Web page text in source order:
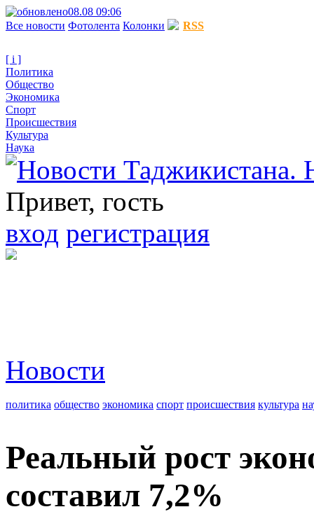
08.08 09:06
Все новости Фотолента Колонки RSS
[ i ]
Политика
Общество
Экономика
Спорт
Происшествия
Культура
Наука
Привет, гость
вход регистрация
Новости
политика общество экономика спорт происшествия культура
Реальный рост
составил 7,2%